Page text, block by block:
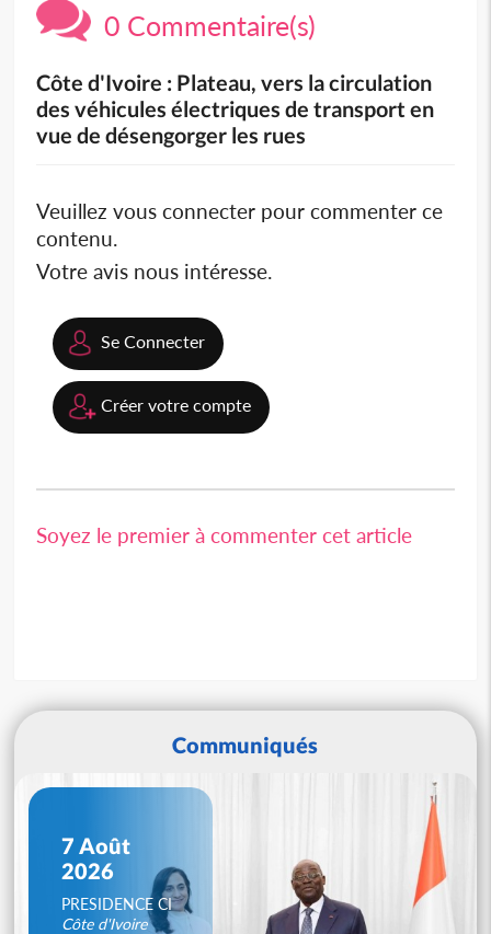
0 Commentaire(s)
Côte d'Ivoire : Plateau, vers la circulation
des véhicules électriques de transport en
vue de désengorger les rues
Veuillez vous connecter pour commenter ce
contenu.
Votre avis nous intéresse.
Se Connecter
Créer votre compte
Soyez le premier à commenter cet article
Communiqués
7 Août
2026
PRESIDENCE CI
Côte d'Ivoire